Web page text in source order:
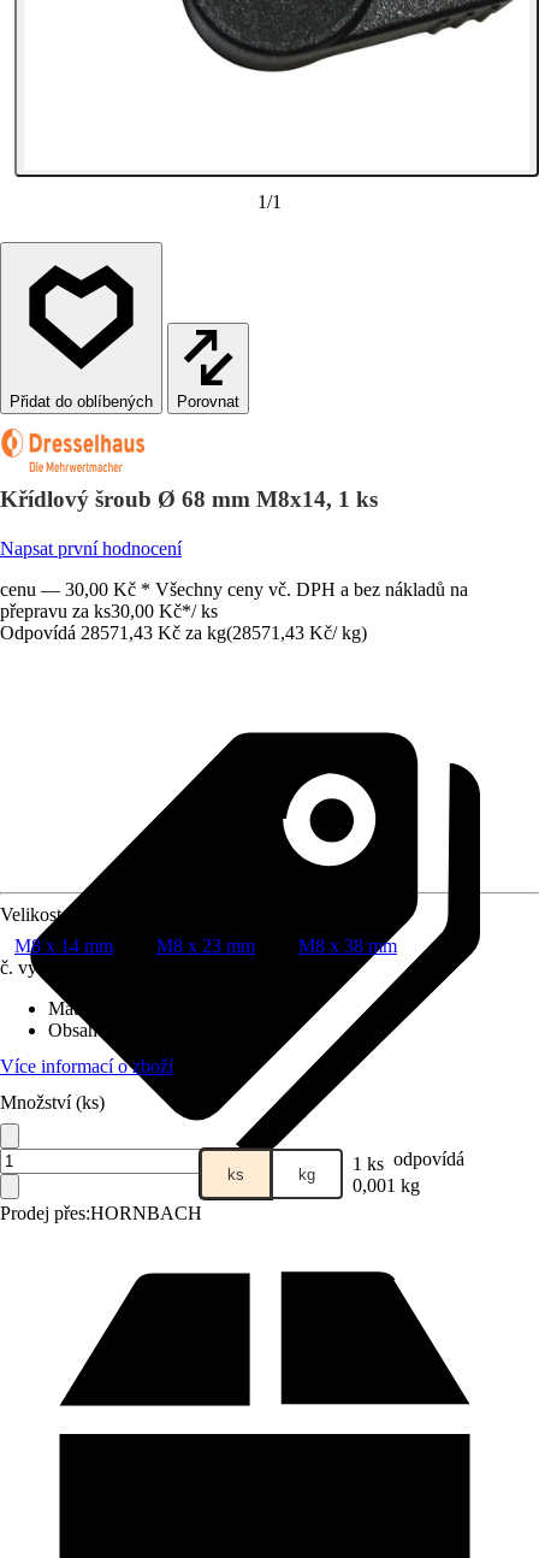
1/1
Porovnat
Křídlový šroub Ø 68 mm M8x14, 1 ks
Napsat první hodnocení
cenu — 30,00 Kč * Všechny ceny vč. DPH a bez nákladů na
přepravu za ks30,00 Kč*/ ks
Odpovídá 28571,43 Kč za kg(28571,43 Kč/ kg)
Prodej přes:HORNBACH
Velikost
M8 x 14 mm
M8 x 23 mm
M8 x 38 mm
č. výrobku
Materiál
Obsah:
Více informací o zboží
Množství (ks)
ks kg 1 ks odpovídá
0,001 kg